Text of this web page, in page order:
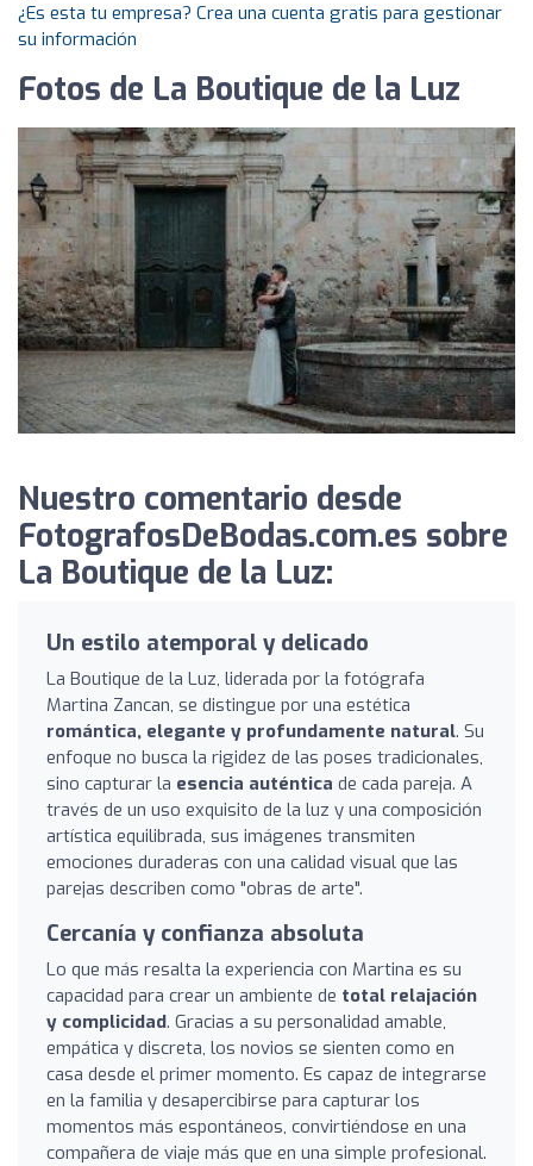
¿Es esta tu empresa? Crea una cuenta gratis para gestionar
su información
Fotos de La Boutique de la Luz
Nuestro comentario desde
FotografosDeBodas.com.es sobre
La Boutique de la Luz:
Un estilo atemporal y delicado
La Boutique de la Luz, liderada por la fotógrafa
Martina Zancan, se distingue por una estética
romántica, elegante y profundamente natural. Su
enfoque no busca la rigidez de las poses tradicionales,
sino capturar la esencia auténtica de cada pareja. A
través de un uso exquisito de la luz y una composición
artística equilibrada, sus imágenes transmiten
emociones duraderas con una calidad visual que las
parejas describen como "obras de arte".
Cercanía y confianza absoluta
Lo que más resalta la experiencia con Martina es su
capacidad para crear un ambiente de total relajación
y complicidad. Gracias a su personalidad amable,
empática y discreta, los novios se sienten como en
casa desde el primer momento. Es capaz de integrarse
en la familia y desapercibirse para capturar los
momentos más espontáneos, convirtiéndose en una
compañera de viaje más que en una simple profesional.